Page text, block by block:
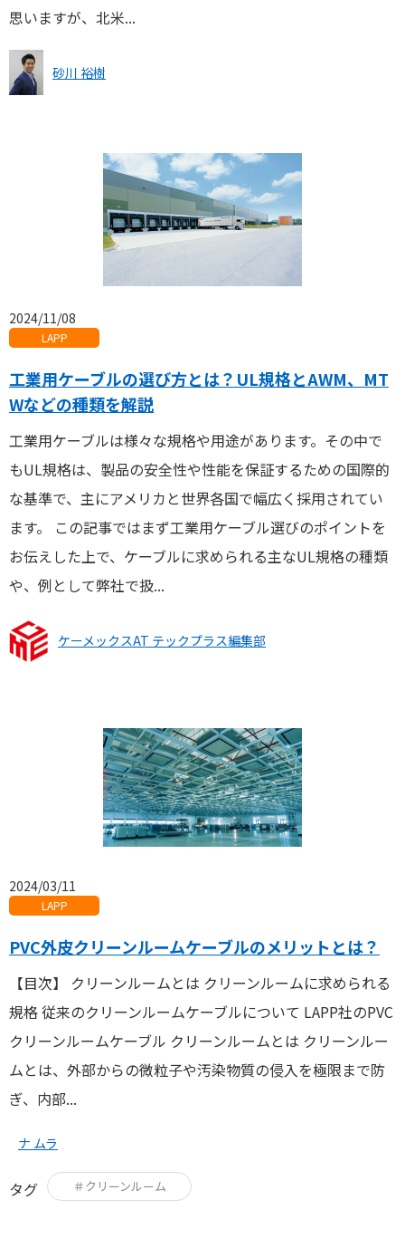
思いますが、北米...
砂川 裕樹
2024/11/08
LAPP
工業用ケーブルの選び方とは？UL規格とAWM、MT
Wなどの種類を解説
工業用ケーブルは様々な規格や用途があります。その中で
もUL規格は、製品の安全性や性能を保証するための国際的
な基準で、主にアメリカと世界各国で幅広く採用されてい
ます。 この記事ではまず工業用ケーブル選びのポイントを
お伝えした上で、ケーブルに求められる主なUL規格の種類
や、例として弊社で扱...
ケーメックスAT テックプラス編集部
2024/03/11
LAPP
PVC外皮クリーンルームケーブルのメリットとは？
【目次】 クリーンルームとは クリーンルームに求められる
規格 従来のクリーンルームケーブルについて LAPP社のPVC
クリーンルームケーブル クリーンルームとは クリーンルー
ムとは、外部からの微粒子や汚染物質の侵入を極限まで防
ぎ、内部...
ナ ムラ
タグ ＃クリーンルーム